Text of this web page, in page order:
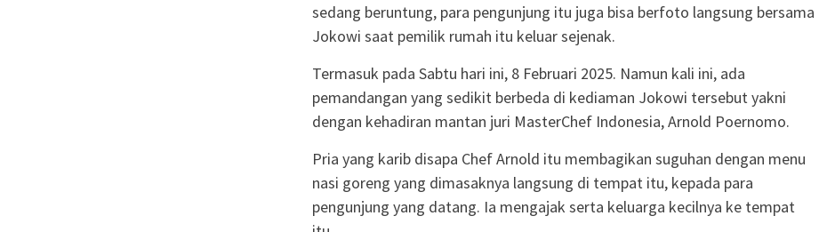
sedang beruntung, para pengunjung itu juga bisa berfoto langsung bersama
Jokowi saat pemilik rumah itu keluar sejenak.
Termasuk pada Sabtu hari ini, 8 Februari 2025. Namun kali ini, ada
pemandangan yang sedikit berbeda di kediaman Jokowi tersebut yakni
dengan kehadiran mantan juri MasterChef Indonesia, Arnold Poernomo.
Pria yang karib disapa Chef Arnold itu membagikan suguhan dengan menu
nasi goreng yang dimasaknya langsung di tempat itu, kepada para
pengunjung yang datang. Ia mengajak serta keluarga kecilnya ke tempat